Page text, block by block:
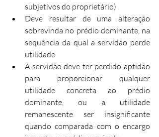
subjetivos do proprietário)
Deve resultar de uma alteração
sobrevinda no prédio dominante, na
sequência da qual a servidão perde
utilidade
A servidão deve ter perdido aptidão
para proporcionar qualquer
utilidade concreta ao prédio
dominante, ou a utilidade
remanescente ser insignificante
quando comparada com o encargo